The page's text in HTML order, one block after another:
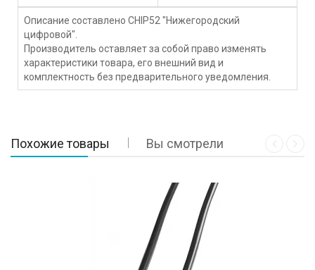
Описание составлено CHIP52 "Нижегородский
цифровой".
Производитель оставляет за собой право изменять
характеристики товара, его внешний вид и
комплектность без предварительного уведомления.
Похожие товары Вы смотрели